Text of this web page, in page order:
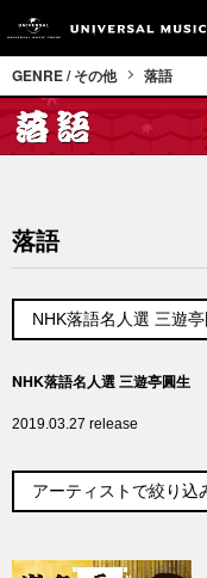
GENRE / その他 落語
落語
NHK落語名人選 三遊亭圓生
2019.03.27 release